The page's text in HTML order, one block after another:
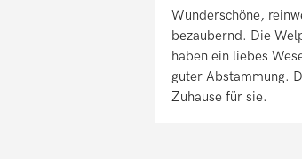
Wunderschöne,
bezaubernd. Die
haben ein liebes
guter Abstammung.
Zuhause für sie.